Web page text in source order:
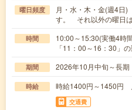
曜日頻度
月・水・木・金(週4日
す。 それ以外の曜日は
時間
10:00～15:30(実働4時
「11：00～16：30」
期間 2026年10月中旬～長
時給 時給1400円～1450円
交通費